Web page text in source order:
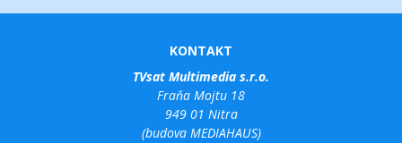
KONTAKT
TVsat Multimedia s.r.o.
Fraňa Mojtu 18
949 01 Nitra
(budova MEDIAHAUS)